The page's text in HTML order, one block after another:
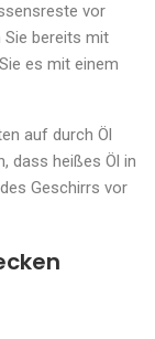
vor
Sie bereits mit
es mit einem
auf durch Öl
dass heißes Öl in
Geschirrs vor